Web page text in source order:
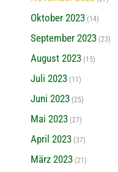
Oktober 2023 (14)
September 2023 (23)
August 2023 (15)
Juli 2023 (11)
Juni 2023 (25)
Mai 2023 (27)
April 2023 (37)
März 2023 (21)